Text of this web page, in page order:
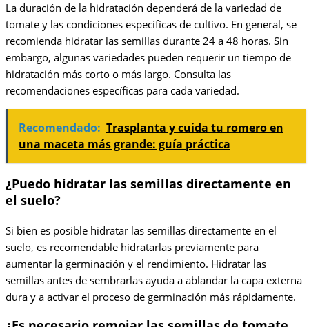
La duración de la hidratación dependerá de la variedad de
tomate y las condiciones específicas de cultivo. En general, se
recomienda hidratar las semillas durante 24 a 48 horas. Sin
embargo, algunas variedades pueden requerir un tiempo de
hidratación más corto o más largo. Consulta las
recomendaciones específicas para cada variedad.
Recomendado: Trasplanta y cuida tu romero en
una maceta más grande: guía práctica
¿Puedo hidratar las semillas directamente en
el suelo?
Si bien es posible hidratar las semillas directamente en el
suelo, es recomendable hidratarlas previamente para
aumentar la germinación y el rendimiento. Hidratar las
semillas antes de sembrarlas ayuda a ablandar la capa externa
dura y a activar el proceso de germinación más rápidamente.